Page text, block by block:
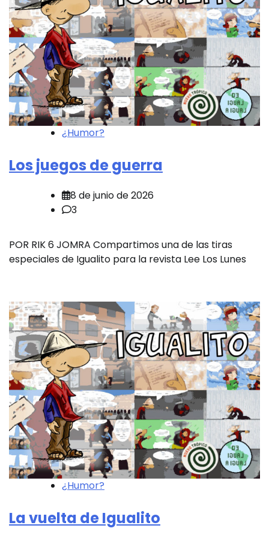
¿Humor?
Los juegos de guerra
8 de junio de 2026
3
POR RIK 6 JOMRA Compartimos una de las tiras
especiales de Igualito para la revista Lee Los Lunes
¿Humor?
La vuelta de Igualito